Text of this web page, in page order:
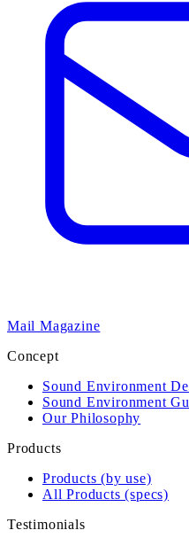
Mail Magazine
Concept
Sound Environment
Sound Environment
Our Philosophy
Products
Products (by use)
All Products (specs)
Testimonials